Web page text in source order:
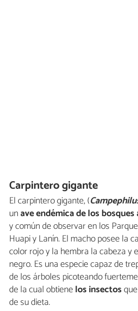
Carpintero gigante
El carpintero gigante, (
unave endémica de los
y común de observar en los
Huapi y Lanín. El macho posee la
color rojo y la hembra la cabeza y
negro. Es una especie capaz de
de los árboles picoteando
de la cual obtienelos insectos
de su dieta.